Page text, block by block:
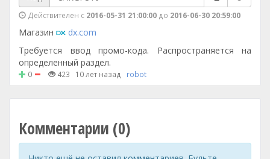
Действителен с 2016-05-31 21:00:00 до 2016-06-30 20:59:00
Магазин
dx.com
Требуется ввод промо-кода. Распространяется на
определенный раздел.
0 423 10 лет назад robot
Комментарии (0)